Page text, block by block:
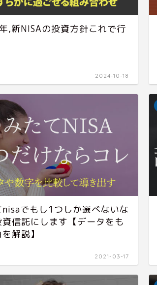
,新NISAの投資方針これで行
2024-10-18
nisaでもし1つしか選べないな
資信託にします【データをも
解説】
2021-03-17